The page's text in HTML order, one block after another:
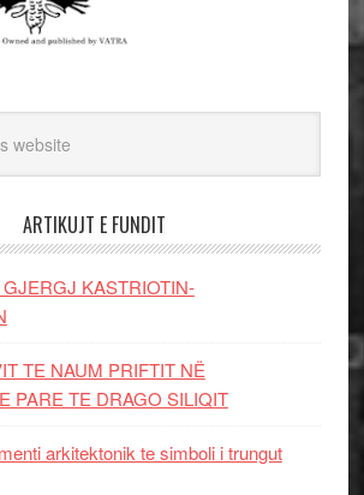
ARTIKUJT E FUNDIT
KASTRIOTIN-
TE NAUM PRIFTIT NË
PARE TE DRAGO SILIQIT
arkitektonik te simboli i trungut